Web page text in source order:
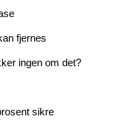
fjernes
ingen om det?
sikre